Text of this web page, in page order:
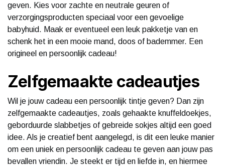
geven. Kies voor zachte en neutrale geuren of
verzorgingsproducten speciaal voor een gevoelige
babyhuid. Maak er eventueel een leuk pakketje van en
schenk het in een mooie mand, doos of bademmer. Een
origineel en persoonlijk cadeau!
Zelfgemaakte cadeautjes
Wil je jouw cadeau een persoonlijk tintje geven? Dan zijn
zelfgemaakte cadeautjes, zoals gehaakte knuffeldoekjes,
geborduurde slabbetjes of gebreide sokjes altijd een goed
idee. Als je creatief bent aangelegd, is dit een leuke manier
om een uniek en persoonlijk cadeau te geven aan jouw pas
bevallen vriendin. Je steekt er tijd en liefde in, en hiermee